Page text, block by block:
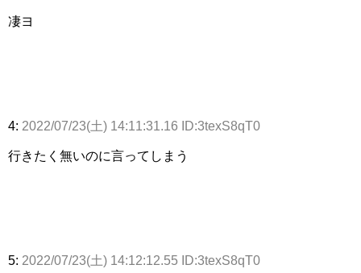
凄ヨ
4: 2022/07/23(土) 14:11:31.16 ID:3texS8qT0
行きたく無いのに言ってしまう
5: 2022/07/23(土) 14:12:12.55 ID:3texS8qT0